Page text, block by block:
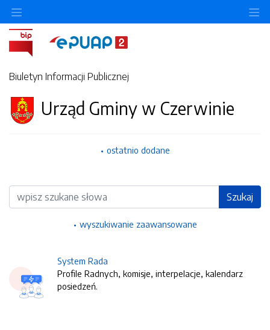
Biuletyn Informacji Publicznej
Urząd Gminy w Czerwinie
ostatnio dodane
Wyszukiwarka Szukaj
wyszukiwanie zaawansowane
System Rada
Profile Radnych, komisje, interpelacje, kalendarz
posiedzeń.